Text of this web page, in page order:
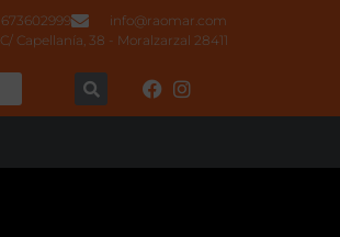
673602999
info@raomar.com
C/ Capellanía, 38 - Moralzarzal 28411